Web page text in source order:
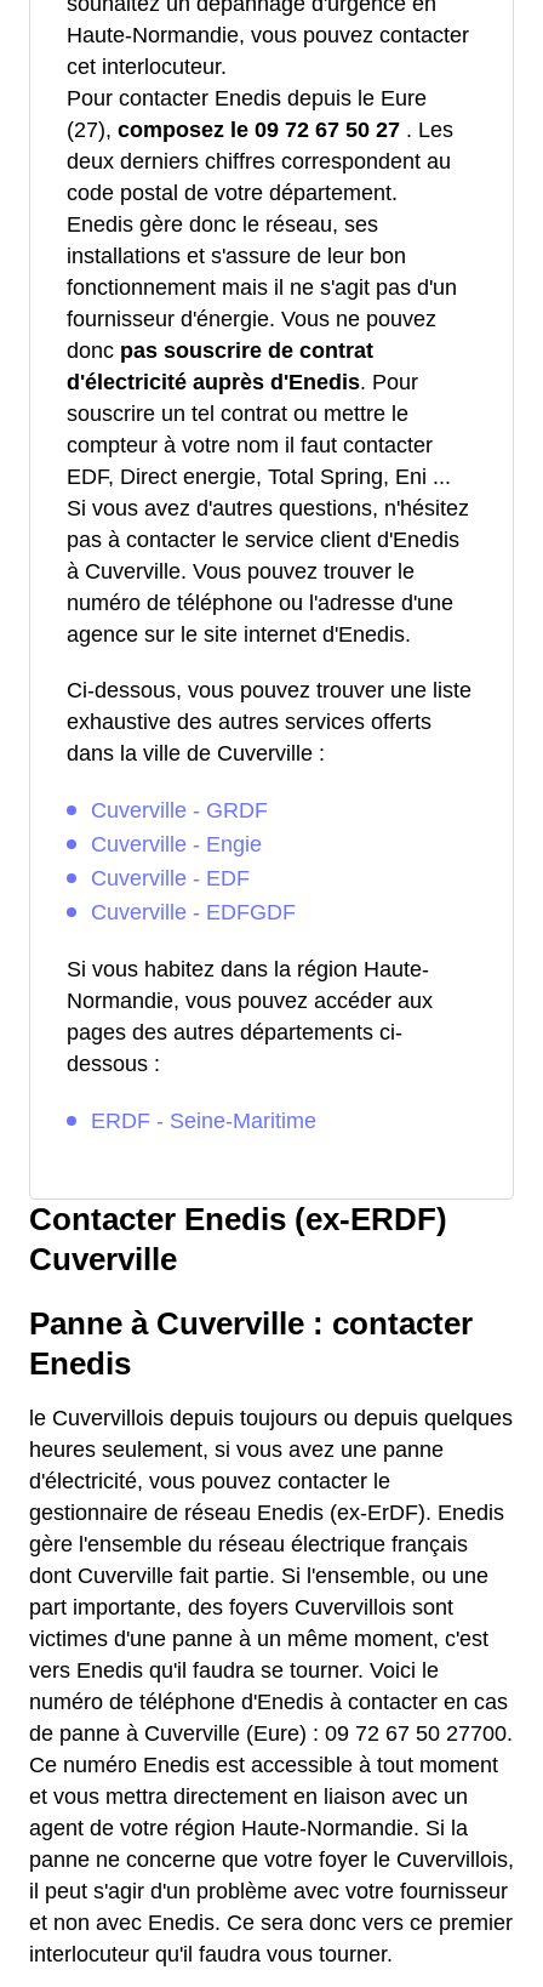
Haute-Normandie, vous pouvez contacter
cet interlocuteur.
Pour contacter Enedis depuis le Eure
(27), composez le 09 72 67 50 27 . Les
deux derniers chiffres correspondent au
code postal de votre département.
Enedis gère donc le réseau, ses
installations et s'assure de leur bon
fonctionnement mais il ne s'agit pas d'un
fournisseur d'énergie. Vous ne pouvez
donc pas souscrire de contrat
d'électricité auprès d'Enedis. Pour
souscrire un tel contrat ou mettre le
compteur à votre nom il faut contacter
EDF, Direct energie, Total Spring, Eni ...
Si vous avez d'autres questions, n'hésitez
pas à contacter le service client d'Enedis
à Cuverville. Vous pouvez trouver le
numéro de téléphone ou l'adresse d'une
agence sur le site internet d'Enedis.
Ci-dessous, vous pouvez trouver une liste
exhaustive des autres services offerts
dans la ville de Cuverville :
Cuverville - GRDF
Cuverville - Engie
Cuverville - EDF
Cuverville - EDFGDF
Si vous habitez dans la région Haute-
Normandie, vous pouvez accéder aux
pages des autres départements ci-
dessous :
ERDF - Seine-Maritime
Contacter Enedis (ex-ERDF)
Cuverville
Panne à Cuverville : contacter
Enedis
le Cuvervillois depuis toujours ou depuis quelques
heures seulement, si vous avez une panne
d'électricité, vous pouvez contacter le
gestionnaire de réseau Enedis (ex-ErDF). Enedis
gère l'ensemble du réseau électrique français
dont Cuverville fait partie. Si l'ensemble, ou une
part importante, des foyers Cuvervillois sont
victimes d'une panne à un même moment, c'est
vers Enedis qu'il faudra se tourner. Voici le
numéro de téléphone d'Enedis à contacter en cas
de panne à Cuverville (Eure) : 09 72 67 50 27700.
Ce numéro Enedis est accessible à tout moment
et vous mettra directement en liaison avec un
agent de votre région Haute-Normandie. Si la
panne ne concerne que votre foyer le Cuvervillois,
il peut s'agir d'un problème avec votre fournisseur
et non avec Enedis. Ce sera donc vers ce premier
interlocuteur qu'il faudra vous tourner.